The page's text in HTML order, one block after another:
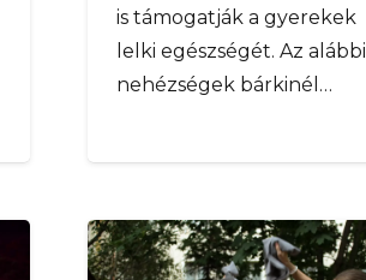
is támogatják a gyerekek
lelki egészségét. Az alábbi
nehézségek bárkinél…